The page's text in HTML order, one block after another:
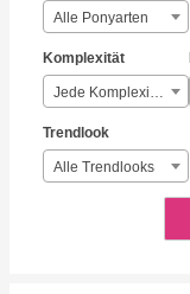
Alle Ponyarten
Komplexität
Jede Komplexität
Trendlook
Alle Trendlooks